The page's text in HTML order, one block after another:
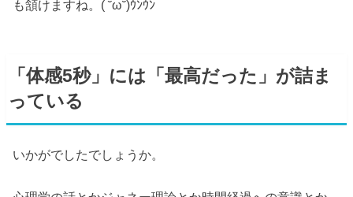
も頷けますね。( ˘ω˘)ｳﾝｳﾝ
「体感5秒」には「最高だった」が詰ま
っている
いかがでしたでしょうか。